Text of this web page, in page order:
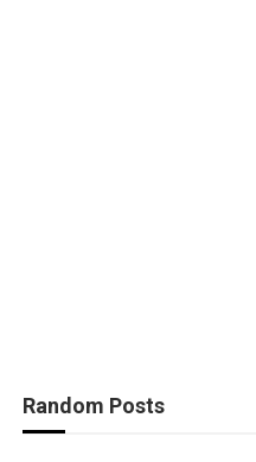
Random Posts